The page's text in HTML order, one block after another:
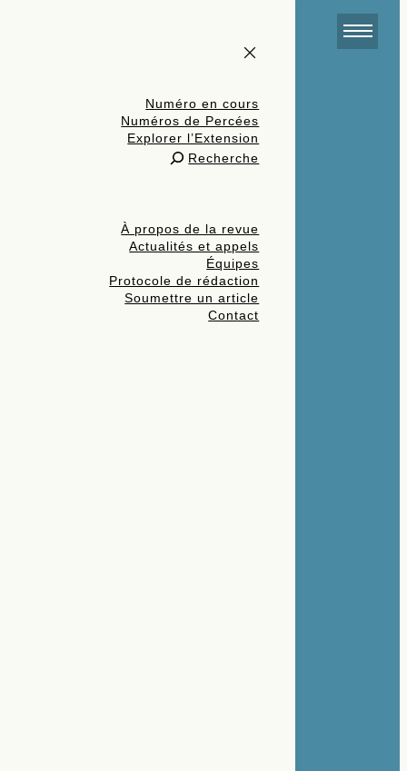
Numéro en cours
Numéros de Percées
Explorer l’Extension
Recherche
À propos de la revue
Actualités et appels
Équipes
Protocole de rédaction
Soumettre un article
Contact